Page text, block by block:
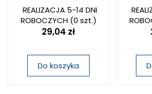
REALIZACJA 5-14 DNI
ROBOCZYCH(0 szt.)
29,04 zł
Do koszyka